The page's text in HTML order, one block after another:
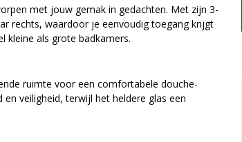
met jouw gemak in gedachten. Met zijn 3-
rechts, waardoor je eenvoudig toegang krijgt
kleine als grote badkamers.
ruimte voor een comfortabele douche-
veiligheid, terwijl het heldere glas een